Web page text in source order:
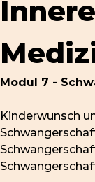
Innere
Modul 7 -
Kinderwunsch